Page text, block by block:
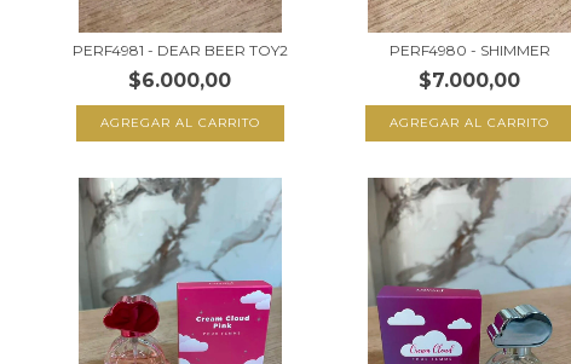
PERF4981 - DEAR BEER TOY2
$6.000,00
AGREGAR AL CARRITO
PERF4980 - SHIMMER
$7.000,00
AGREGAR AL CARRITO